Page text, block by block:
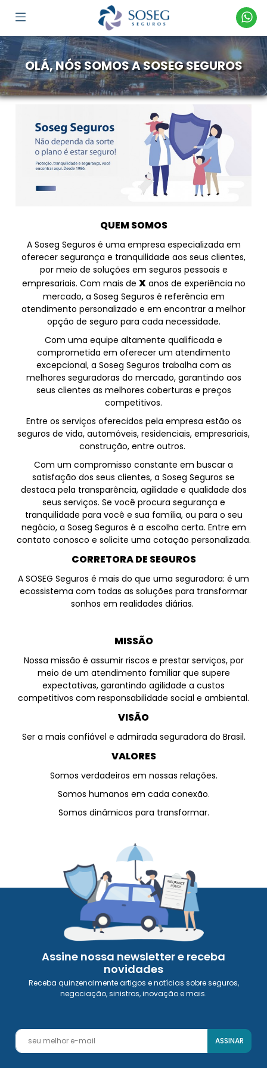
OLÁ, NÓS SOMOS A SOSEG SEGUROS
QUEM SOMOS
A Soseg Seguros é uma empresa especializada em
oferecer segurança e tranquilidade aos seus clientes,
por meio de soluções em seguros pessoais e
empresariais. Com mais de Xanos de experiência no
mercado, a Soseg Seguros é referência em
atendimento personalizado e em encontrar a melhor
opção de seguro para cada necessidade.
Com uma equipe altamente qualificada e
comprometida em oferecer um atendimento
excepcional, a Soseg Seguros trabalha com as
melhores seguradoras do mercado, garantindo aos
seus clientes as melhores coberturas e preços
competitivos.
Entre os serviços oferecidos pela empresa estão os
seguros de vida, automóveis, residenciais, empresariais,
construção, entre outros.
Com um compromisso constante em buscar a
satisfação dos seus clientes, a Soseg Seguros se
destaca pela transparência, agilidade e qualidade dos
seus serviços. Se você procura segurança e
tranquilidade para você e sua família, ou para o seu
negócio, a Soseg Seguros é a escolha certa. Entre em
contato conosco e solicite uma cotação personalizada.
CORRETORA DE SEGUROS
A SOSEG Seguros é mais do que uma seguradora: é um
ecossistema com todas as soluções para transformar
sonhos em realidades diárias.
MISSÃO
Nossa missão é assumir riscos e prestar serviços, por
meio de um atendimento familiar que supere
expectativas, garantindo agilidade a custos
competitivos com responsabilidade social e ambiental.
VISÃO
Ser a mais confiável e admirada seguradora do Brasil.
VALORES
Somos verdadeiros em nossas relações.
Somos humanos em cada conexão.
Somos dinâmicos para transformar.
Assine nossa newsletter e receba
novidades
Receba quinzenalmente artigos e notícias sobre seguros,
negociação, sinistros, inovação e mais.
ASSINAR